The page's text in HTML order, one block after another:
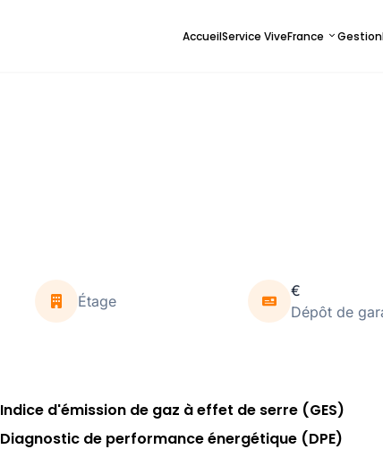
AccueilService ViveFrance Gestion
Étage
€
Dépôt de
Indice d'émission de gaz à effet de serre (GES)
Diagnostic de performance énergétique (DPE)